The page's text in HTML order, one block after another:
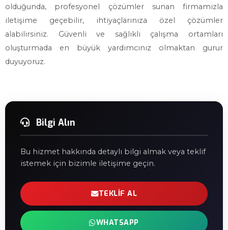
olduğunda, profesyonel çözümler sunan firmamızla
iletişime geçebilir, ihtiyaçlarınıza özel çözümler
alabilirsiniz. Güvenli ve sağlıklı çalışma ortamları
oluşturmada en büyük yardımcınız olmaktan gurur
duyuyoruz.
Bilgi Alın
Bu hizmet hakkında detaylı bilgi almak veya teklif
istemek için bizimle iletişime geçin.
TEKLIF AL
WHATSAPP